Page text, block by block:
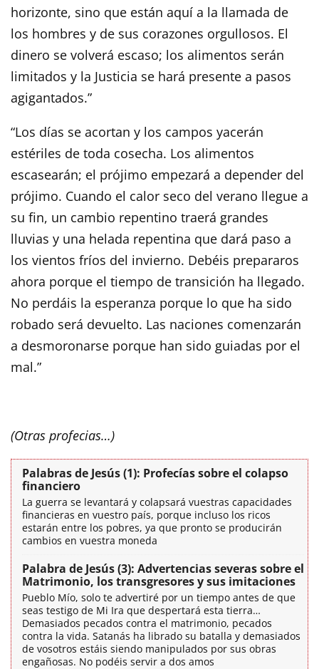
horizonte, sino que están aquí a la llamada de
los hombres y de sus corazones orgullosos. El
dinero se volverá escaso; los alimentos serán
limitados y la Justicia se hará presente a pasos
agigantados.”
“Los días se acortan y los campos yacerán
estériles de toda cosecha. Los alimentos
escasearán; el prójimo empezará a depender del
prójimo. Cuando el calor seco del verano llegue a
su fin, un cambio repentino traerá grandes
lluvias y una helada repentina que dará paso a
los vientos fríos del invierno. Debéis prepararos
ahora porque el tiempo de transición ha llegado.
No perdáis la esperanza porque lo que ha sido
robado será devuelto. Las naciones comenzarán
a desmoronarse porque han sido guiadas por el
mal.”
(Otras profecias…)
Palabras de Jesús (1): Profecías sobre el colapso
financiero
La guerra se levantará y colapsará vuestras capacidades
financieras en vuestro país, porque incluso los ricos
estarán entre los pobres, ya que pronto se producirán
cambios en vuestra moneda
Palabra de Jesús (3): Advertencias severas sobre el
Matrimonio, los transgresores y sus imitaciones
Pueblo Mío, solo te advertiré por un tiempo antes de que
seas testigo de Mi Ira que despertará esta tierra…
Demasiados pecados contra el matrimonio, pecados
contra la vida. Satanás ha librado su batalla y demasiados
de vosotros estáis siendo manipulados por sus obras
engañosas. No podéis servir a dos amos